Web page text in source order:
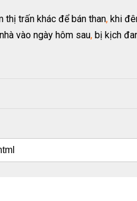
thị trấn khác để bán than, khi
vào ngày hôm sau, bị kịch